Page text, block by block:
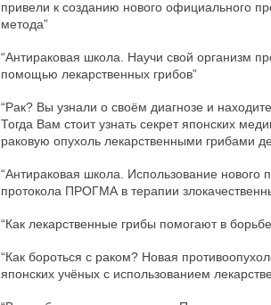
привели к созданию нового официального
метода”
“Антираковая школа. Научи свой организм
помощью лекарственных грибов”
“Рак? Вы узнали о своём диагнозе и
Тогда Вам стоит узнать секрет японских
раковую опухоль лекарственными грибами
“Антираковая школа. Использование нового
протокола ПРОГМА в терапии
“Как лекарственные грибы помогают в
“Как бороться с раком? Новая
японских учёных с использованием